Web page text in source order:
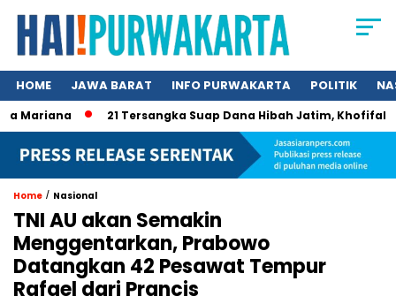
HOME JAWA BARAT INFO PURWAKARTA POLITIK
21 Tersangka Suap Dana Hibah Jatim, Khofifah Kini
Home / Nasional
TNI AU akan Semakin
Menggentarkan, Prabowo
Datangkan 42 Pesawat Tempur
Rafael dari Prancis